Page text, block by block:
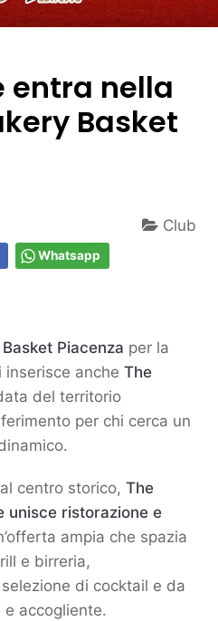
entra nella
Basket
Club
Whatsapp
Piacenza per la
anche The
del territorio
per chi cerca un
centro storico, The
unisce ristorazione e
ampia che spazia
e birreria,
di cocktail e da
e accogliente.